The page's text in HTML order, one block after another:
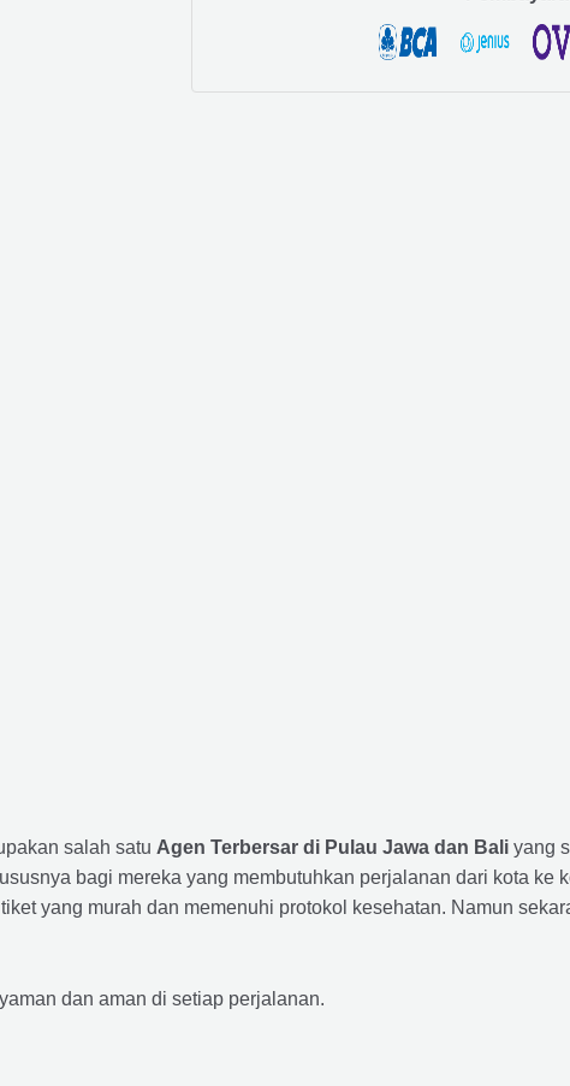
salah satu Agen Terbersar di Pulau Jawa dan Bali yang
bagi mereka yang membutuhkan perjalanan dari kota ke
yang murah dan memenuhi protokol kesehatan. Namun
dan aman di setiap perjalanan.